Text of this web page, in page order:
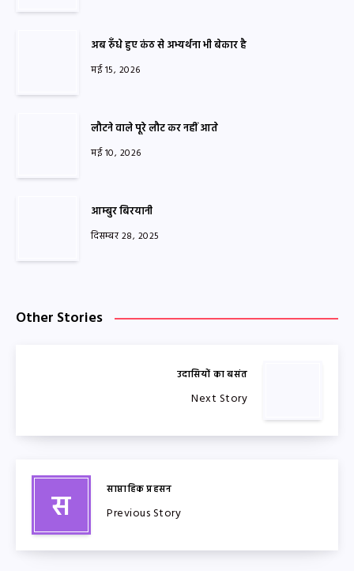
अब रुँधे हुए कंठ से अभ्यर्थना भी बेकार है
मई 15, 2026
लौटने वाले पूरे लौट कर नहीं आते
मई 10, 2026
आम्बुर बिरयानी
दिसम्बर 28, 2025
Other Stories
उदासियों का बसंत
Next Story
स साप्ताहिक प्रहसन
Previous Story